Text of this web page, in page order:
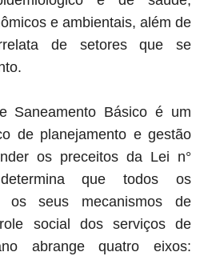
e ambientais, além de
de setores que se
Saneamento Básico é um
de planejamento e gestão
os preceitos da Lei n°
que todos os
os seus mecanismos de
social dos serviços de
abrange quatro eixos: